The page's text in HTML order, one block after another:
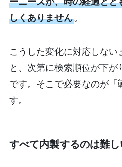
しくありません。
こうした変化に対応しない
と、次第に検索順位が下
です。そこで必要なのが
す。
すべて内製するのは難